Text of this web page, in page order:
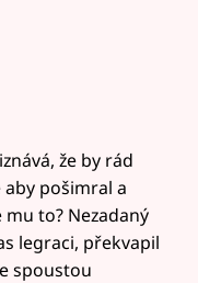
že by rád
pošimral a
to? Nezadaný
legraci, překvapil
spoustou